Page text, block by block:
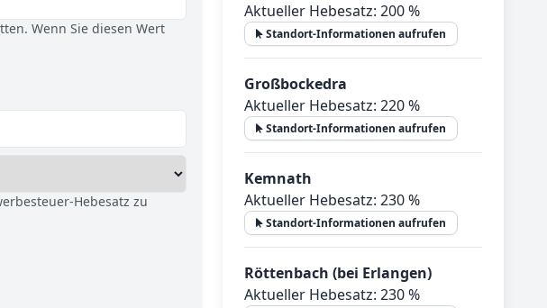
Wenn Sie diesen Wert
Hebesatz zu
Aktueller Hebesatz: 200 %
Standort-Informationen aufrufen
Großbockedra
Aktueller Hebesatz: 220 %
Standort-Informationen aufrufen
Kemnath
Aktueller Hebesatz: 230 %
Standort-Informationen aufrufen
Röttenbach (bei Erlangen)
Aktueller Hebesatz: 230 %